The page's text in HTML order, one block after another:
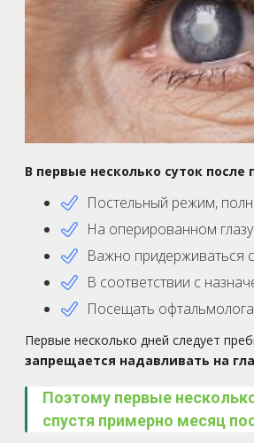
В первые несколько суток
Постельный режим,
На оперированном
Важно придерживаться
В соответствии с
Посещать
Первые несколько дней следует
запрещается надавливать на
Поэтому первые
спустя примерно месяц